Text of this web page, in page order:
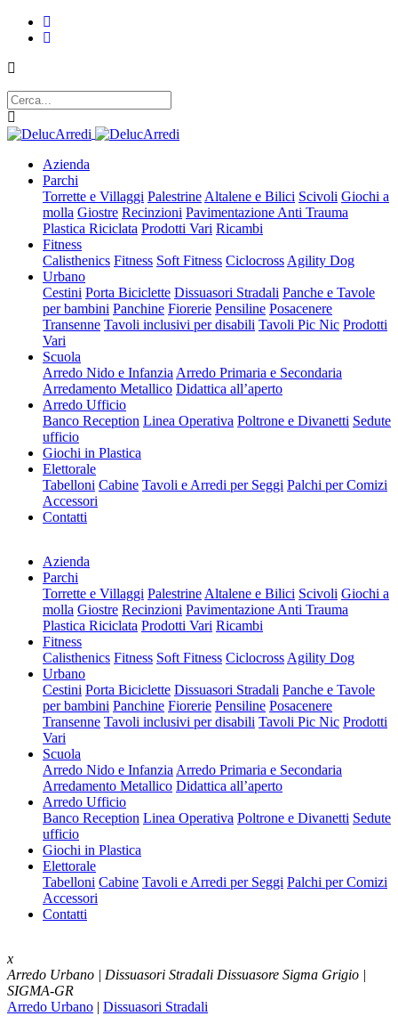
Azienda
Parchi
Torrette e Villaggi Palestrine Altalene e Bilici Scivoli Giochi a
molla Giostre Recinzioni Pavimentazione Anti Trauma
Plastica Riciclata Prodotti Vari Ricambi
Fitness
Calisthenics Fitness Soft Fitness Ciclocross Agility Dog
Urbano
Cestini Porta Biciclette Dissuasori Stradali Panche e Tavole
per bambini Panchine Fiorerie Pensiline Posacenere
Transenne Tavoli inclusivi per disabili Tavoli Pic Nic Prodotti
Vari
Scuola
Arredo Nido e Infanzia Arredo Primaria e Secondaria
Arredamento Metallico Didattica all’aperto
Arredo Ufficio
Banco Reception Linea Operativa Poltrone e Divanetti Sedute
ufficio
Giochi in Plastica
Elettorale
Tabelloni Cabine Tavoli e Arredi per Seggi Palchi per Comizi
Accessori
Contatti
Azienda
Parchi
Torrette e Villaggi Palestrine Altalene e Bilici Scivoli Giochi a
molla Giostre Recinzioni Pavimentazione Anti Trauma
Plastica Riciclata Prodotti Vari Ricambi
Fitness
Calisthenics Fitness Soft Fitness Ciclocross Agility Dog
Urbano
Cestini Porta Biciclette Dissuasori Stradali Panche e Tavole
per bambini Panchine Fiorerie Pensiline Posacenere
Transenne Tavoli inclusivi per disabili Tavoli Pic Nic Prodotti
Vari
Scuola
Arredo Nido e Infanzia Arredo Primaria e Secondaria
Arredamento Metallico Didattica all’aperto
Arredo Ufficio
Banco Reception Linea Operativa Poltrone e Divanetti Sedute
ufficio
Giochi in Plastica
Elettorale
Tabelloni Cabine Tavoli e Arredi per Seggi Palchi per Comizi
Accessori
Contatti
x
Arredo Urbano | Dissuasori Stradali Dissuasore Sigma Grigio |
SIGMA-GR
Arredo Urbano | Dissuasori Stradali